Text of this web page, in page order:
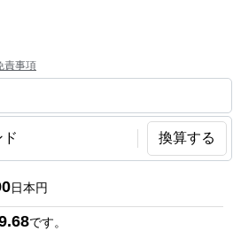
責事項
換算する
日本円
です。